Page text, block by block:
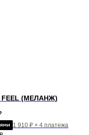
FEEL (МЕЛАНЖ)
1 910 ₽ × 4 платежа